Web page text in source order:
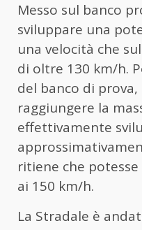
Messo sul banco
sviluppare una
una velocità che
di oltre 130 km/h.
del banco di
raggiungere la
effettivamente
ritiene che
ai 150 km/h.
La Stradale è